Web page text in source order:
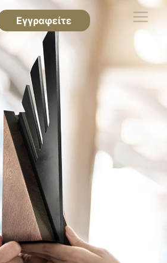
Εγγραφείτε